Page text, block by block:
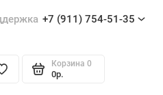
+7 (911) 754-51-35
Корзина 0
0р.